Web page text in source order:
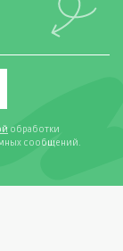
обработки
сообщений.